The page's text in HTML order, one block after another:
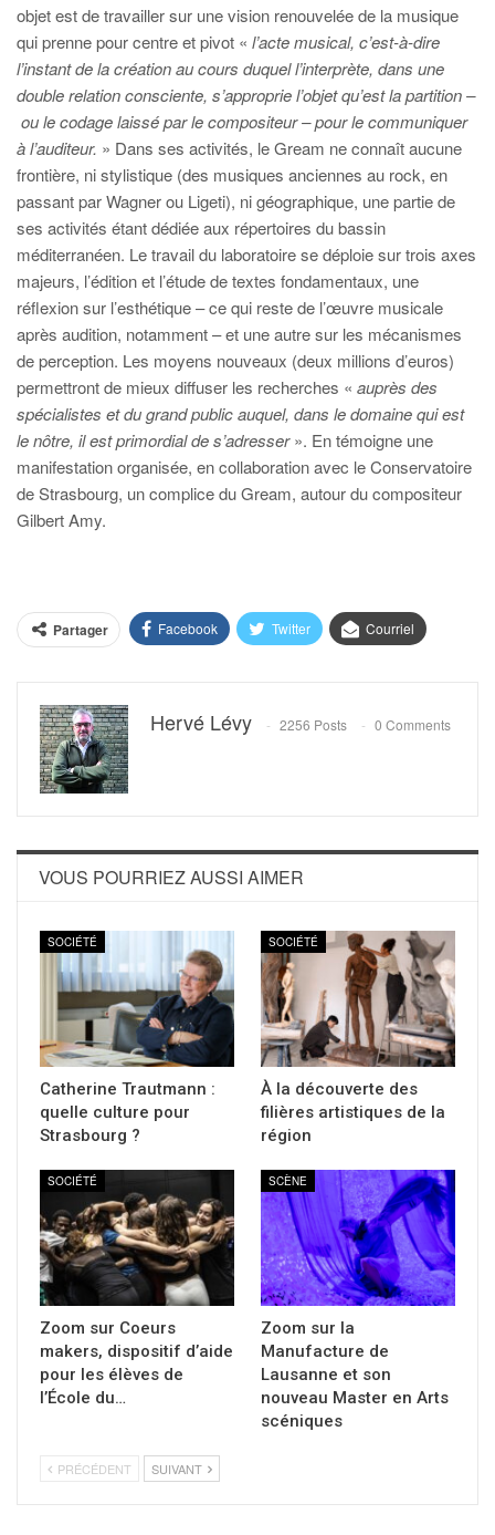
objet est de travailler sur une vision renouvelée de la musique
qui prenne pour centre et pivot « l’acte musical, c’est-à-dire
l’instant de la création au cours duquel l’interprète, dans une
double relation consciente, s’approprie l’objet qu’est la partition –
ou le codage laissé par le compositeur – pour le communiquer
à l’auditeur. » Dans ses activités, le Gream ne connaît aucune
frontière, ni stylistique (des musiques anciennes au rock, en
passant par Wagner ou Ligeti), ni géographique, une partie de
ses activités étant dédiée aux répertoires du bassin
méditerranéen. Le travail du laboratoire se déploie sur trois axes
majeurs, l’édition et l’étude de textes fondamentaux, une
réflexion sur l’esthétique – ce qui reste de l’œuvre musicale
après audition, notamment – et une autre sur les mécanismes
de perception. Les moyens nouveaux (deux millions d’euros)
permettront de mieux diffuser les recherches « auprès des
spécialistes et du grand public auquel, dans le domaine qui est
le nôtre, il est primordial de s’adresser». En témoigne une
manifestation organisée, en collaboration avec le Conservatoire
de Strasbourg, un complice du Gream, autour du compositeur
Gilbert Amy.
Partager Facebook Twitter Courriel
Hervé Lévy 2256 Posts 0 Comments
VOUS POURRIEZ AUSSI AIMER
SOCIÉTÉ
Catherine Trautmann :
quelle culture pour
Strasbourg ?
SOCIÉTÉ
À la découverte des
filières artistiques de la
région
SOCIÉTÉ
Zoom sur Coeurs
makers, dispositif d’aide
pour les élèves de
l’École du…
SCÈNE
Zoom sur la
Manufacture de
Lausanne et son
nouveau Master en Arts
scéniques
PRÉCÉDENT SUIVANT